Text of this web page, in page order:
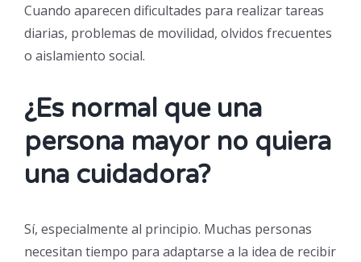
Cuando aparecen dificultades para realizar tareas
diarias, problemas de movilidad, olvidos frecuentes
o aislamiento social.
¿Es normal que una
persona mayor no quiera
una cuidadora?
Sí, especialmente al principio. Muchas personas
necesitan tiempo para adaptarse a la idea de recibir